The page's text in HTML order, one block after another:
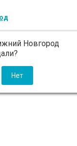
Новгород
₽ (от 5 000 ₽